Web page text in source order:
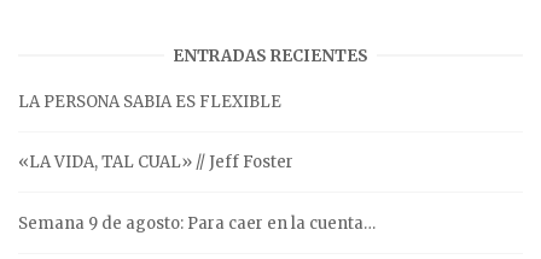
ENTRADAS RECIENTES
LA PERSONA SABIA ES FLEXIBLE
«LA VIDA, TAL CUAL» // Jeff Foster
Semana 9 de agosto: Para caer en la cuenta…